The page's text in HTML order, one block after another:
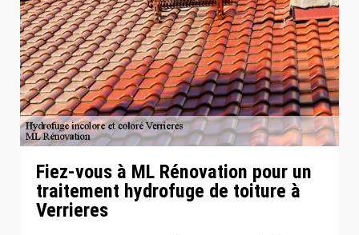
Fiez-vous à ML Rénovation pour un
traitement hydrofuge de toiture à
Verrieres